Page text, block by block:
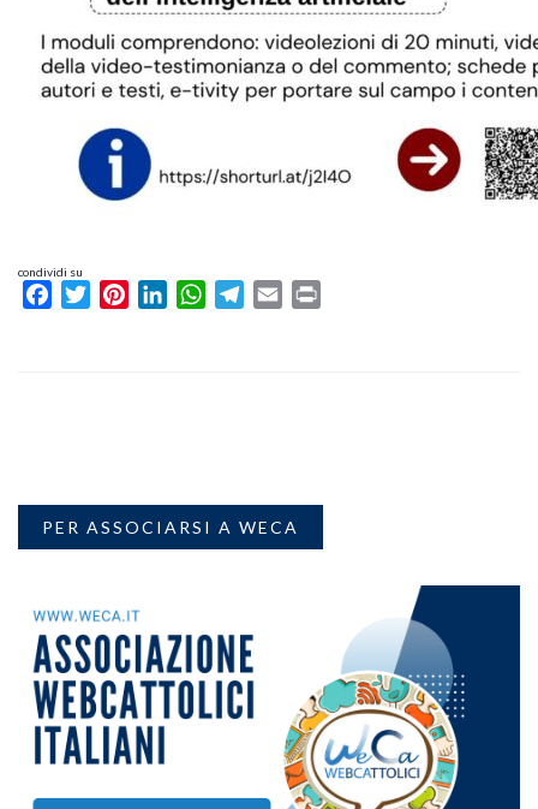
condividi su
FacebookTwitterPinterestLinkedInWhatsAppTelegram
Email
PER ASSOCIARSI A WECA